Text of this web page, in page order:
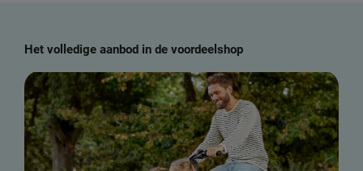
Het volledige aanbod in de voordeelshop